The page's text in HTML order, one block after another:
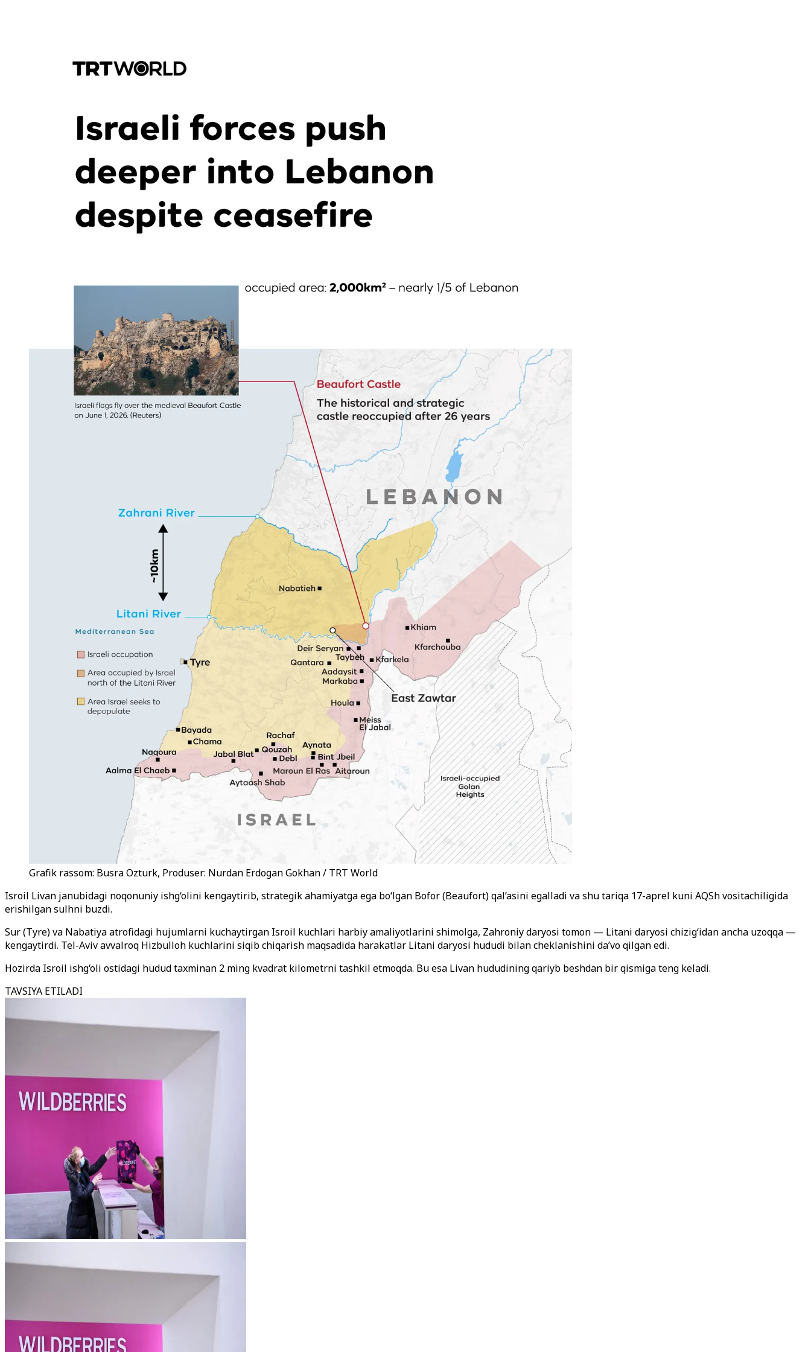
Grafik rassom: Busra Ozturk, Produser: Nurdan Erdogan Gokhan / TRT World
Isroil Livan janubidagi noqonuniy ishg‘olini kengaytirib, strategik ahamiyatga ega bo‘lgan Bofor (Beaufort) qal’asini egalladi va shu tariqa 17-aprel kuni AQSh vositachiligida
erishilgan sulhni buzdi.
Sur (Tyre) va Nabatiya atrofidagi hujumlarni kuchaytirgan Isroil kuchlari harbiy amaliyotlarini shimolga, Zahroniy daryosi tomon — Litani daryosi chizig‘idan ancha uzoqqa —
kengaytirdi. Tel-Aviv avvalroq Hizbulloh kuchlarini siqib chiqarish maqsadida harakatlar Litani daryosi hududi bilan cheklanishini da’vo qilgan edi.
Hozirda Isroil ishg‘oli ostidagi hudud taxminan 2 ming kvadrat kilometrni tashkil etmoqda. Bu esa Livan hududining qariyb beshdan bir qismiga teng keladi.
TAVSIYA ETILADI